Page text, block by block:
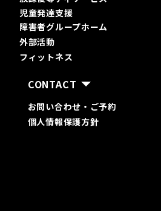
児童発達支援
障害者グループホーム
外部活動
フィットネス
CONTACT
お問い合わせ・ご予約
個人情報保護方針